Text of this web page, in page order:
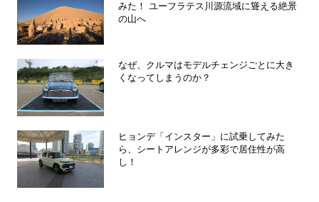
みた！ ユーフラテス川源流域に聳える絶景
の山へ
なぜ、クルマはモデルチェンジごとに大き
くなってしまうのか？
ヒョンデ「インスター」に試乗してみた
ら、シートアレンジが多彩で居住性が高
し！